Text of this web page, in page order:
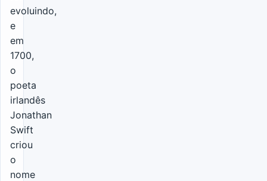
evoluindo,
e
em
1700,
o
poeta
irlandês
Jonathan
Swift
criou
o
nome